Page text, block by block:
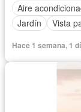
Aire
Jardín
Vista